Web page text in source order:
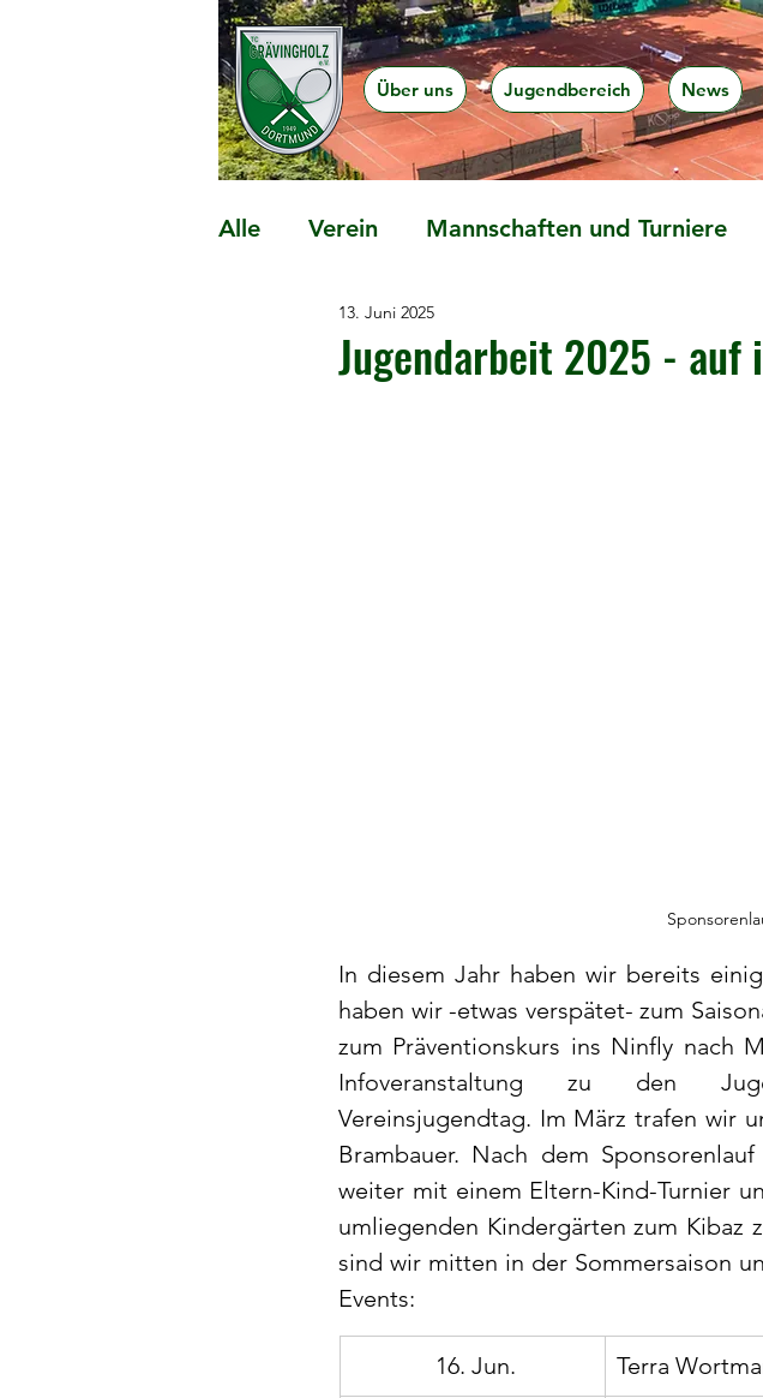
Über uns Jugendbereich News
Alle Verein Mannschaften und Turniere
Präventionsangebote
Jugendarbeit 2025 - auf
13. Juni 2025
In diesem Jahr haben wir bereits
haben wir -etwas verspätet- zum
zum Präventionskurs ins Ninfly nach
Infoveranstaltung zu den
Vereinsjugendtag. Im März trafen wir
Brambauer. Nach dem
weiter mit einem Eltern-Kind-Turnier
umliegenden Kindergärten zum Kibaz
sind wir mitten in der Sommersaison
Events:
16. Jun. Terra